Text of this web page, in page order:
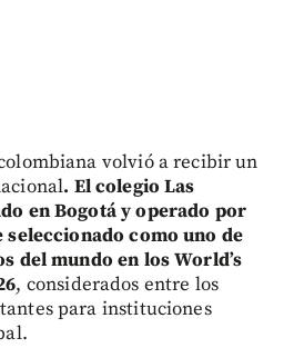
volvió a recibir un
. El colegio Las
en Bogotá y operado por
seleccionado como uno de
del mundo en los World’s
, considerados entre los
para instituciones